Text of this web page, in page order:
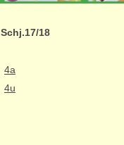
Schj.17/18
4a
4u